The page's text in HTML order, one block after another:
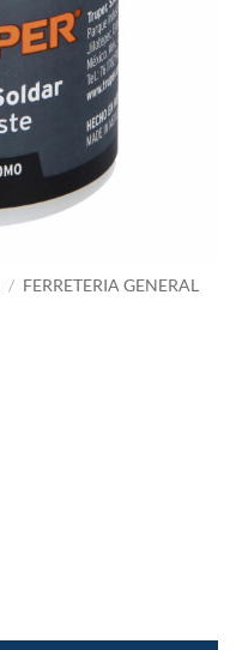
/ FERRETERIA GENERAL